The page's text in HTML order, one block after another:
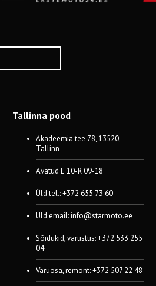
Tallinna pood
Akadeemia tee 78, 13520,
Tallinn
Avatud E 10-R 09-18
Üld tel.: +372 655 73 60
Üld email:info@starmoto.ee
Sõidukid, varustus: +372 533 255
04
Varuosa, remont: +372 507 22 48